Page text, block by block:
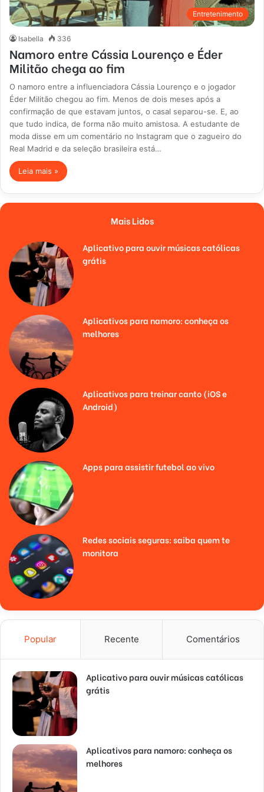
Entretenimento
Isabella 336
Namoro entre Cássia Lourenço e Éder
Militão chega ao fim
O namoro entre a influenciadora Cássia Lourenço e o jogador
Éder Militão chegou ao fim. Menos de dois meses após a
confirmação de que estavam juntos, o casal separou-se. E, ao
que tudo indica, de forma não muito amistosa. A estudante de
moda disse em um comentário no Instagram que o zagueiro do
Real Madrid e da seleção brasileira está…
Leia mais »
Mais Lidos
Aplicativo para ouvir músicas católicas
grátis
Aplicativos para namoro: conheça os
melhores
Aplicativos para treinar canto (iOS e
Android)
Apps para assistir futebol ao vivo
Redes sociais seguras: saiba quem te
monitora
Popular Recente Comentários
Aplicativo para ouvir músicas católicas
grátis
Aplicativos para namoro: conheça os
melhores